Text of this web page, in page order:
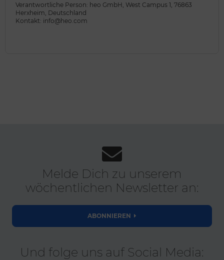
Verantwortliche Person: heo GmbH, West Campus 1, 76863
Herxheim, Deutschland
Kontakt: info@heo.com
Melde Dich zu unserem
wöchentlichen Newsletter an:
ABONNIEREN
Und folge uns auf Social Media: